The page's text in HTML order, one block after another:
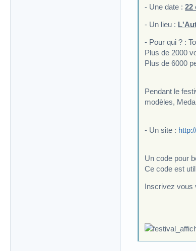
- Une date :22
- Un lieu :
- Pour qui ? :
Plus de 2000
Plus de 6000
Pendant le
modèles,
- Un site :
Un code pour
Ce code est
Inscrivez vous